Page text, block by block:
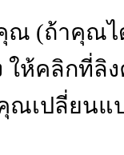
ณ (ถ้าคุณไ
ให้คลิกที่ลิ
เปลี่ยนแ